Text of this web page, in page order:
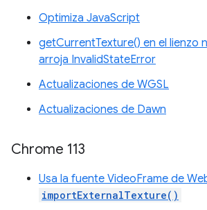
Optimiza JavaScript
getCurrentTexture() en el lienzo
arroja InvalidStateError
Actualizaciones de WGSL
Actualizaciones de Dawn
Chrome 113
Usa la fuente VideoFrame de
importExternalTexture()